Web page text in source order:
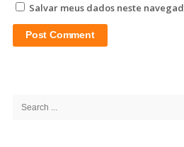
Salvar meus dados neste
Search